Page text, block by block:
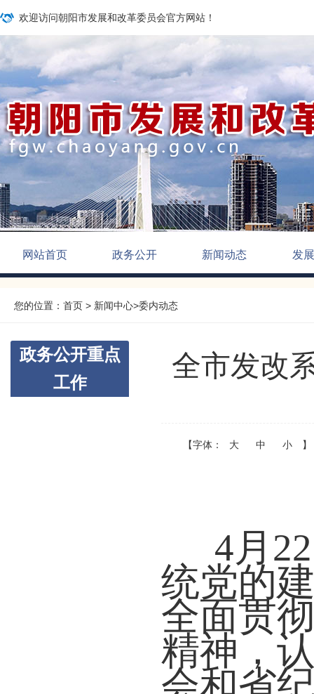
欢迎访问朝阳市发展和改革委员会官方网站！
网站首页 政务公开 新闻动态 发
您的位置： 首页 > 新闻中心>委内动态
政务公开重点
工作
全市发改
【字体： 大 中 小 】
4月
统党的
全面贯
精神，
会和省